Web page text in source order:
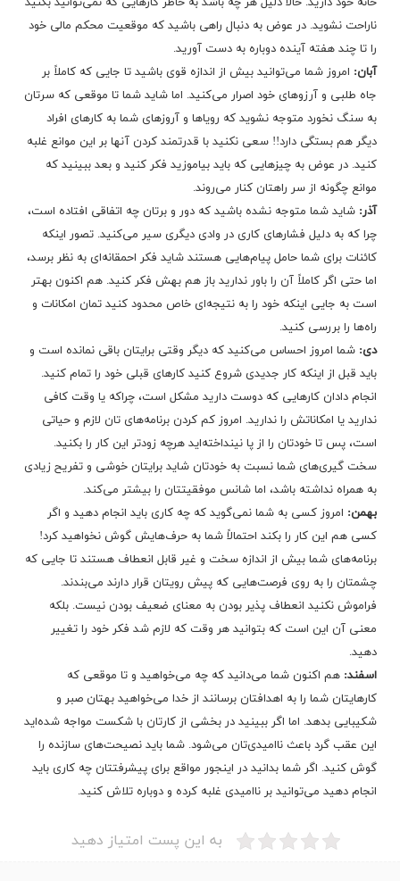
ناراحت نشوید. در عوض به دنبال راهی باشید که موقعیت محکم مالی خود
را تا چند هفته آینده دوباره به دست آورید.
آبان: امروز شما می‌توانید بیش از اندازه قوی باشید تا جایی که کاملاً بر
جاه طلبی و آرزوهای خود اصرار می‌کنید. اما شاید شما تا موقعی که سرتان
به سنگ نخورد متوجه نشوید که رویاها و آروزهای شما به کارهای افراد
دیگر هم بستگی دارد!! سعی نکنید با قدرتمند کردن آنها بر این موانع غلبه
کنید. در عوض به چیزهایی که باید بیاموزید فکر کنید و بعد ببینید که
موانع چگونه از سر راهتان کنار می‌روند.
آذر: شاید شما متوجه نشده باشید که دور و برتان چه اتفاقی افتاده است،
چرا که به دلیل فشارهای کاری در وادی دیگری سیر می‌کنید. تصور اینکه
کائنات برای شما حامل پیام‌هایی هستند شاید فکر احمقانه‌ای به نظر برسد،
اما حتی اگر کاملاً آن را باور ندارید باز هم بهش فکر کنید. هم اکنون بهتر
است به جایی اینکه خود را به نتیجه‌ای خاص محدود کنید تمان امکانات و
راه‌ها را بررسی کنید.
دی: شما امروز احساس می‌کنید که دیگر وقتی برایتان باقی نمانده است و
باید قبل از اینکه کار جدیدی شروع کنید کارهای قبلی خود را تمام کنید.
انجام دادان کارهایی که دوست دارید مشکل است، چراکه یا وقت کافی
ندارید یا امکاناتش را ندارید. امروز کم کردن برنامه‌های تان لازم و حیاتی
است، پس تا خودتان را از پا نینداخته‌اید هرچه زودتر این کار را بکنید.
سخت گیری‌های شما نسبت به خودتان شاید برایتان خوشی و تفریح زیادی
به همراه نداشته باشد، اما شانس موفقیتتان را بیشتر می‌کند.
بهمن: امروز کسی به شما نمی‌گوید که چه کاری باید انجام دهید و اگر
کسی هم این کار را بکند احتمالاً شما به حرف‌هایش گوش نخواهید کرد!
برنامه‌های شما بیش از اندازه سخت و غیر قابل انعطاف هستند تا جایی که
چشمتان را به روی فرصت‌هایی که پیش رویتان قرار دارند می‌بندند.
فراموش نکنید انعطاف پذیر بودن به معنای ضعیف بودن نیست. بلکه
معنی آن این است که بتوانید هر وقت که لازم شد فکر خود را تغییر
دهید.
اسفند: هم اکنون شما می‌دانید که چه می‌خواهید و تا موقعی که
کارهایتان شما را به اهدافتان برسانند از خدا می‌خواهید بهتان صبر و
شکیبایی بدهد. اما اگر ببینید در بخشی از کارتان با شکست مواجه شده‌اید
این عقب گرد باعث ناامیدی‌تان می‌شود. شما باید نصیحت‌های سازنده را
گوش کنید. اگر شما بدانید در اینجور مواقع برای پیشرفتتان چه کاری باید
انجام دهید می‌توانید بر ناامیدی غلبه کرده و دوباره تلاش کنید.
به این پست امتیاز دهید